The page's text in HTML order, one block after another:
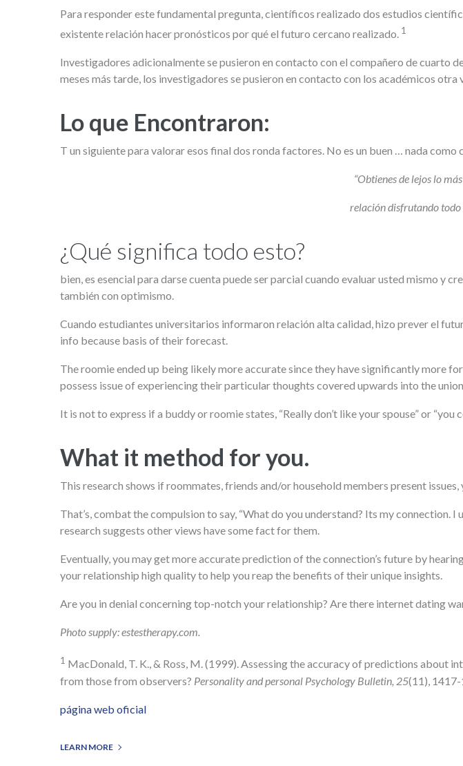
Para responder este fundamental pregunta, científicos realizado dos estudios
existente relación hacer pronósticos por qué el futuro cercano realizado. 1
Investigadores adicionalmente se pusieron en contacto con el compañero de cuarto
meses más tarde, los investigadores se pusieron en contacto con los académicos
Lo que Encontraron:
T un siguiente para valorar esos final dos ronda factores. No es un buen … nada
“Obtienes de lejos lo
relación disfrutando todo
¿Qué significa todo esto?
bien, es esencial para darse cuenta puede ser parcial cuando evaluar usted mismo y
también con optimismo.
Cuando estudiantes universitarios informaron relación alta calidad, hizo prever el
info because basis of their forecast.
The roomie ended up being likely more accurate since they have significantly more
possess issue of experiencing their particular thoughts covered upwards into the
It is not to express if a buddy or roomie states, “Really don’t like your spouse” or
What it method for you.
This research shows if roommates, friends and/or household members present
That’s, combat the compulsion to say, “What do you understand? Its my
research suggests other views have some fact for them.
Eventually, you may get more accurate prediction of the connection’s future by
your relationship high quality to help you reap the benefits of their unique insights.
Are you in denial concerning top-notch your relationship? Are there internet dating
Photo supply: estestherapy.com.
1 MacDonald, T. K., & Ross, M. (1999). Assessing the accuracy of predictions about
from those from observers? Personality and personal Psychology Bulletin, 25(11),
página web oficial
LEARN MORE